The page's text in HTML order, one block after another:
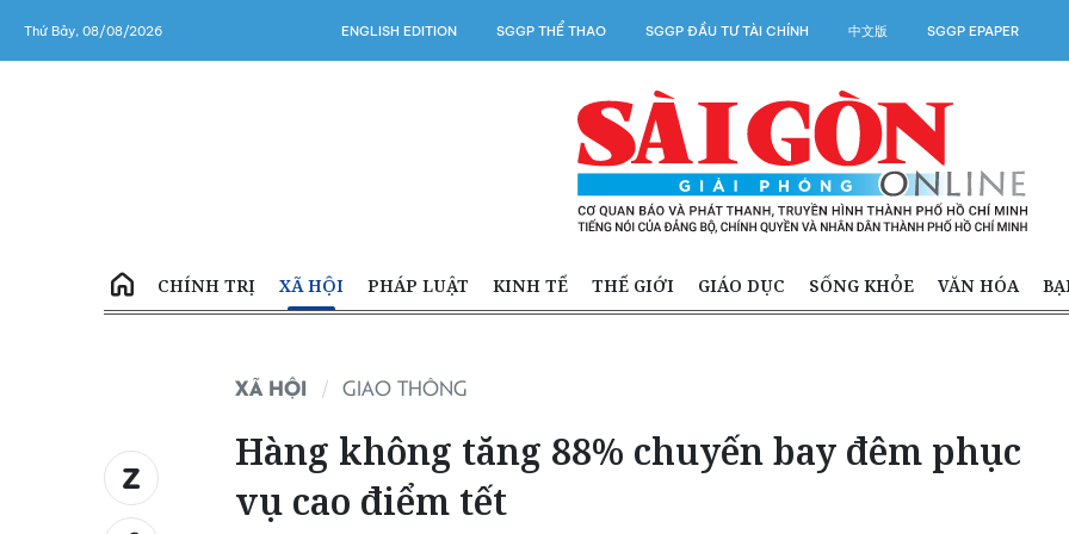
Thứ Bảy, 08/08/2026 ENGLISH EDITION SGGP THỂ THAO SGGP ĐẦU TƯ TÀI CHÍNH 中文版 SGGP EPAPER
CHÍNH TRỊ XÃ HỘI PHÁP LUẬT KINH TẾ THẾ GIỚI GIÁO DỤC SỐNG KHỎE VĂN HÓA
XÃ HỘI GIAO THÔNG
Hàng không tăng 88% chuyến bay đêm phục
vụ cao điểm tết